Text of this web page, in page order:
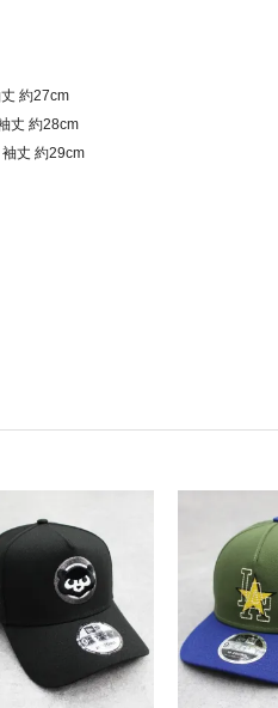
約27cm
丈 約28cm
丈 約29cm